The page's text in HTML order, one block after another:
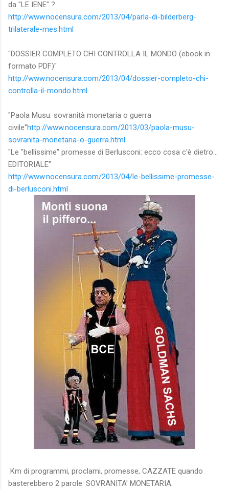
da "LE IENE" ?
http://www.nocensura.com/2013/04/parla-di-bilderberg-
trilaterale-mes.html
"DOSSIER COMPLETO CHI CONTROLLA IL MONDO (ebook in
formato PDF)"
http://www.nocensura.com/2013/04/dossier-completo-chi-
controlla-il-mondo.html
"Paola Musu: sovranità monetaria o guerra
civile"http://www.nocensura.com/2013/03/paola-musu-
sovranita-monetaria-o-guerra.html
"Le "bellissime" promesse di Berlusconi: ecco cosa c'è dietro...
EDITORIALE"
http://www.nocensura.com/2013/04/le-bellissime-promesse-
di-berlusconi.html
Km di programmi, proclami, promesse, CAZZATE quando
basterebbero 2 parole: SOVRANITA' MONETARIA.